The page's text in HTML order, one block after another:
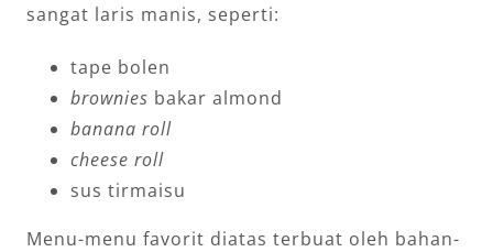
sangat laris manis, seperti:
tape bolen
brownies bakar almond
banana roll
cheese roll
sus tirmaisu
Menu-menu favorit diatas terbuat oleh bahan-